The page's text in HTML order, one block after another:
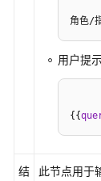
（SLA）
支
角色/
用户提
{ {
结
此节点用于